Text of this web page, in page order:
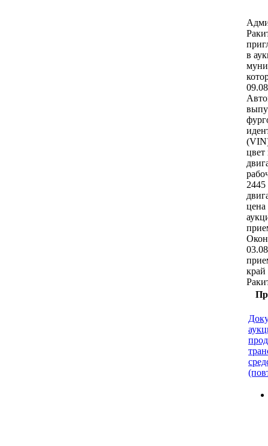
Лот
тип
руб.
руб.
-
15-